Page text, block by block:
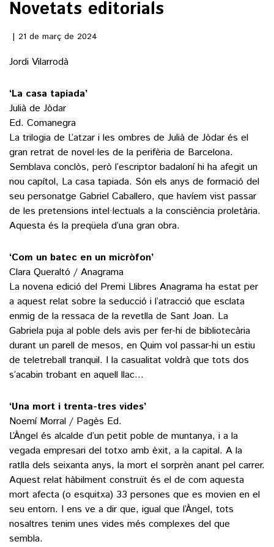
ECONOMIA
VEURE TOTES
HOQUEI PATINS
MOTOR
VEURE TOTES
CULTURA
ARTS ESCÈNIQUES
CULTURA POPULAR
LLIBRES
CALAIX
SUPLEMENTS
FOTOGALERIES
BLOGOSFERA
Novetats editorials
21 de març de 2024
Jordi Vilarrodà
‘La casa tapiada’
Julià de Jòdar
Ed. Comanegra
La trilogia de L’atzar i les ombres de Julià de Jòdar és el
gran retrat de novel·les de la perifèria de Barcelona.
Semblava conclòs, però l’escriptor badaloní hi ha afegit un
nou capítol, La casa tapiada. Són els anys de formació del
seu personatge Gabriel Caballero, que havíem vist passar
de les pretensions intel·lectuals a la consciència proletària.
Aquesta és la preqüela d’una gran obra.
‘Com un batec en un micròfon’
Clara Queraltó / Anagrama
La novena edició del Premi Llibres Anagrama ha estat per
a aquest relat sobre la seducció i l’atracció que esclata
enmig de la ressaca de la revetlla de Sant Joan. La
Gabriela puja al poble dels avis per fer-hi de bibliotecària
durant un parell de mesos, en Quim vol passar-hi un estiu
de teletreball tranquil. I la casualitat voldrà que tots dos
s’acabin trobant en aquell llac…
‘Una mort i trenta-tres vides’
Noemí Morral / Pagès Ed.
L’Àngel és alcalde d’un petit poble de muntanya, i a la
vegada empresari del totxo amb èxit, a la capital. A la
ratlla dels seixanta anys, la mort el sorprèn anant pel carrer.
Aquest relat hàbilment construït és el de com aquesta
mort afecta (o esquitxa) 33 persones que es movien en el
seu entorn. I ens ve a dir que, igual que l’Àngel, tots
nosaltres tenim unes vides més complexes del que
sembla.